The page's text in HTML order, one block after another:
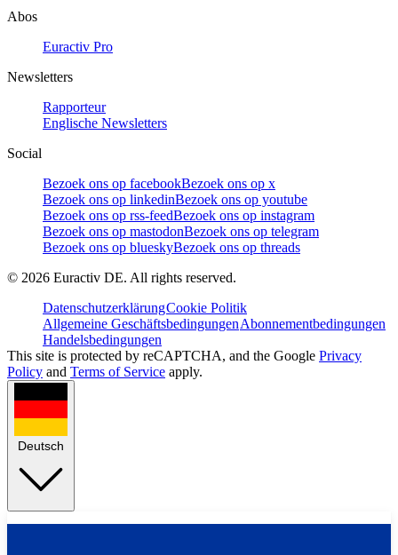
Abos
Euractiv Pro
Newsletters
Rapporteur
Englische Newsletters
Social
Bezoek ons op facebookBezoek ons op x
Bezoek ons op linkedinBezoek ons op youtube
Bezoek ons op rss-feedBezoek ons op instagram
Bezoek ons op mastodonBezoek ons op telegram
Bezoek ons op blueskyBezoek ons op threads
© 2026 Euractiv DE. All rights reserved.
DatenschutzerklärungCookie Politik
Allgemeine GeschäftsbedingungenAbonnementbedingungen
Handelsbedingungen
This site is protected by reCAPTCHA, and the Google Privacy
Policy and Terms of Service apply.
Deutsch